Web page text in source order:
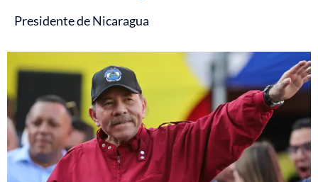
Presidente de Nicaragua